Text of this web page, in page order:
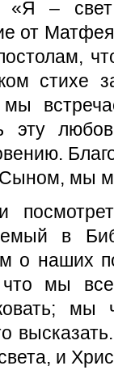
«Я –
от
стихе
мы
эту
мы
в
о наших
что мы
мы
и